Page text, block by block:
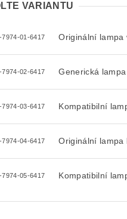
VARIANTU
7974-01-6417 Originální lampa
7974-02-6417 Generická
7974-03-6417 Kompatibilní
7974-04-6417 Originální lampa
7974-05-6417 Kompatibilní